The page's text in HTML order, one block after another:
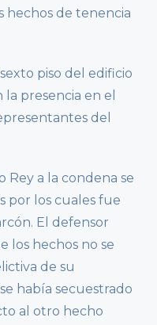
hechos de tenencia
piso del edificio
presencia en el
del
Rey a la condena se
por los cuales fue
El defensor
los hechos no se
de su
había secuestrado
al otro hecho